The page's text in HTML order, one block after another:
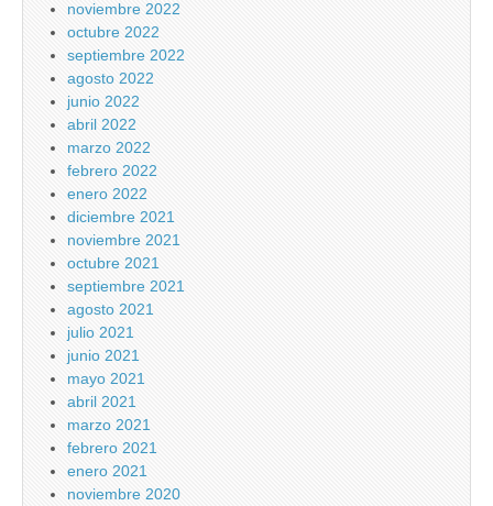
noviembre 2022
octubre 2022
septiembre 2022
agosto 2022
junio 2022
abril 2022
marzo 2022
febrero 2022
enero 2022
diciembre 2021
noviembre 2021
octubre 2021
septiembre 2021
agosto 2021
julio 2021
junio 2021
mayo 2021
abril 2021
marzo 2021
febrero 2021
enero 2021
noviembre 2020